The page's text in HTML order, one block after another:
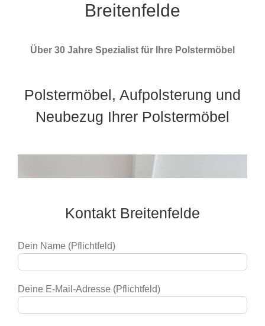
Breitenfelde
Über 30 Jahre Spezialist für Ihre Polstermöbel
Polstermöbel, Aufpolsterung und
Neubezug Ihrer Polstermöbel
Kontakt Breitenfelde
Dein Name (Pflichtfeld)
Deine E-Mail-Adresse (Pflichtfeld)